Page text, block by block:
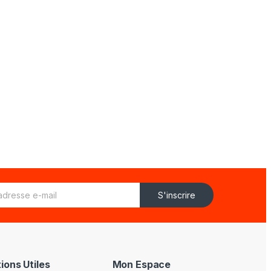
S'inscrire
Utiles Mon Espace